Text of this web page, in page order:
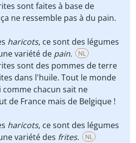
sont faites à base de
ne ressemble pas à du pain.
haricots, ce sont des légumes
variété de pain. NL
sont des pommes de terre
dans l'huile. Tout le monde
chacun sait ne
de France mais de Belgique !
haricots, ce sont des légumes
variété des frites. NL